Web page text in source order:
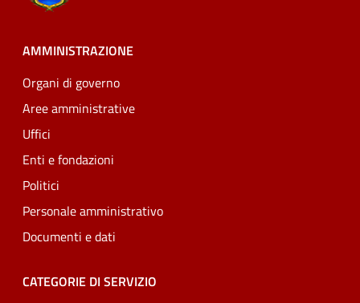
AMMINISTRAZIONE
Organi di governo
Aree amministrative
Uffici
Enti e fondazioni
Politici
Personale amministrativo
Documenti e dati
CATEGORIE DI SERVIZIO